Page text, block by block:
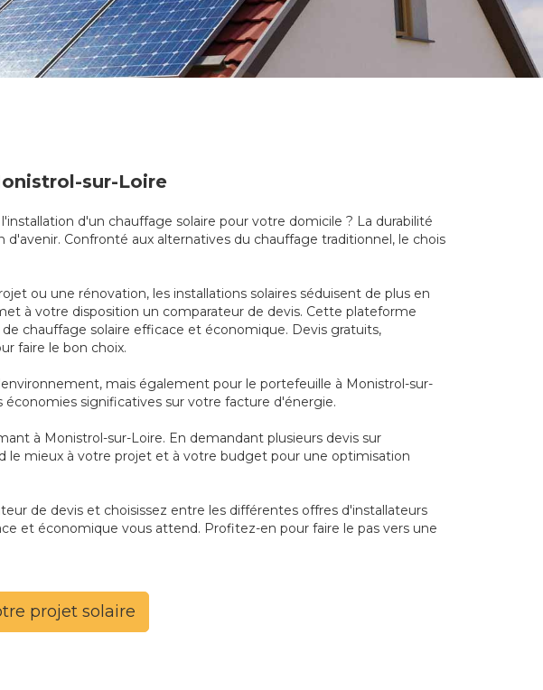
sur-Loire
d'un chauffage solaire pour votre domicile ? La durabilité
Confronté aux alternatives du chauffage traditionnel, le chois
ou une rénovation, les installations solaires séduisent de plus en
à votre disposition un comparateur de devis. Cette plateforme
chauffage solaire efficace et économique. Devis gratuits,
faire le bon choix.
mais également pour le portefeuille à Monistrol-sur-
significatives sur votre facture d'énergie.
à Monistrol-sur-Loire. En demandant plusieurs devis sur
le mieux à votre projet et à votre budget pour une optimisation
de devis et choisissez entre les différentes offres d'installateurs
et économique vous attend. Profitez-en pour faire le pas vers une
projet solaire